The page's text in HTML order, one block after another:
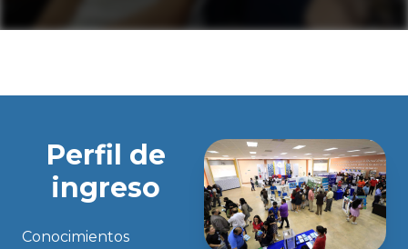
Perfil de
ingreso
Conocimientos